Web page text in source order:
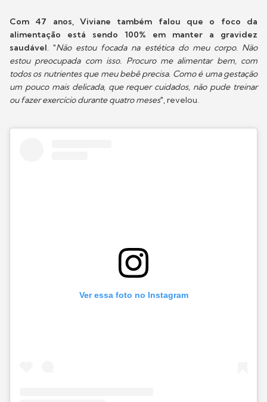
Com 47 anos, Viviane também falou que o foco da
alimentação está sendo 100% em manter a gravidez
saudável. "Não estou focada na estética do meu corpo. Não
estou preocupada com isso. Procuro me alimentar bem, com
todos os nutrientes que meu bebê precisa. Como é uma gestação
um pouco mais delicada, que requer cuidados, não pude treinar
ou fazer exercício durante quatro meses", revelou.
Ver essa foto no Instagram